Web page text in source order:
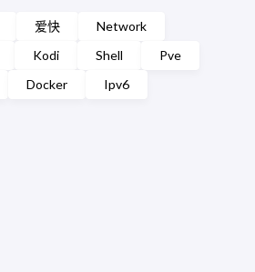
爱快
Network
Kodi Shell
Pve
Docker Ipv6